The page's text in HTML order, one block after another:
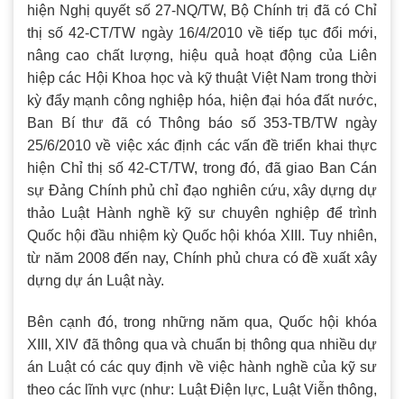
hiện Nghị quyết số 27-NQ/TW, Bộ Chính trị đã có Chỉ
thị số 42-CT/TW ngày 16/4/2010 về tiếp tục đổi mới,
nâng cao chất lượng, hiệu quả hoạt động của Liên
hiệp các Hội Khoa học và kỹ thuật Việt Nam trong thời
kỳ đẩy mạnh công nghiệp hóa, hiện đại hóa đất nước,
Ban Bí thư đã có Thông báo số 353-TB/TW ngày
25/6/2010 về việc xác định các vấn đề triển khai thực
hiện Chỉ thị số 42-CT/TW, trong đó, đã giao Ban Cán
sự Đảng Chính phủ chỉ đạo nghiên cứu, xây dựng dự
thảo Luật Hành nghề kỹ sư chuyên nghiệp để trình
Quốc hội đầu nhiệm kỳ Quốc hội khóa XIII. Tuy nhiên,
từ năm 2008 đến nay, Chính phủ chưa có đề xuất xây
dựng dự án Luật này.
Bên cạnh đó, trong những năm qua, Quốc hội khóa
XIII, XIV đã thông qua và chuẩn bị thông qua nhiều dự
án Luật có các quy định về việc hành nghề của kỹ sư
theo các lĩnh vực (như: Luật Điện lực, Luật Viễn thông,